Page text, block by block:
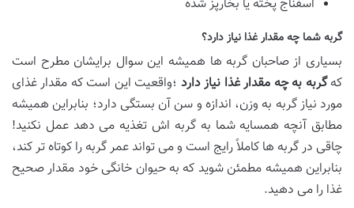
اسفناج پخته یا بخار‌پز شده
گربه شما چه مقدار غذا نیاز دارد؟
بسیاری از صاحبان گربه ها همیشه این سوال برایشان مطرح است
کهگربه به چه مقدار غذا نیاز دارد ؛واقعیت این است که مقدار غذای
مورد نیاز گربه به وزن، اندازه و سن آن بستگی دارد؛ بنابراین همیشه
مطابق آنچه همسایه شما به گربه اش تغذیه می دهد عمل نکنید!
چاقی در گربه ها کاملاً رایج است و می تواند عمر گربه را کوتاه تر کند،
بنابراین همیشه مطمئن شوید که به حیوان خانگی خود مقدار صحیح
غذا را می دهید.